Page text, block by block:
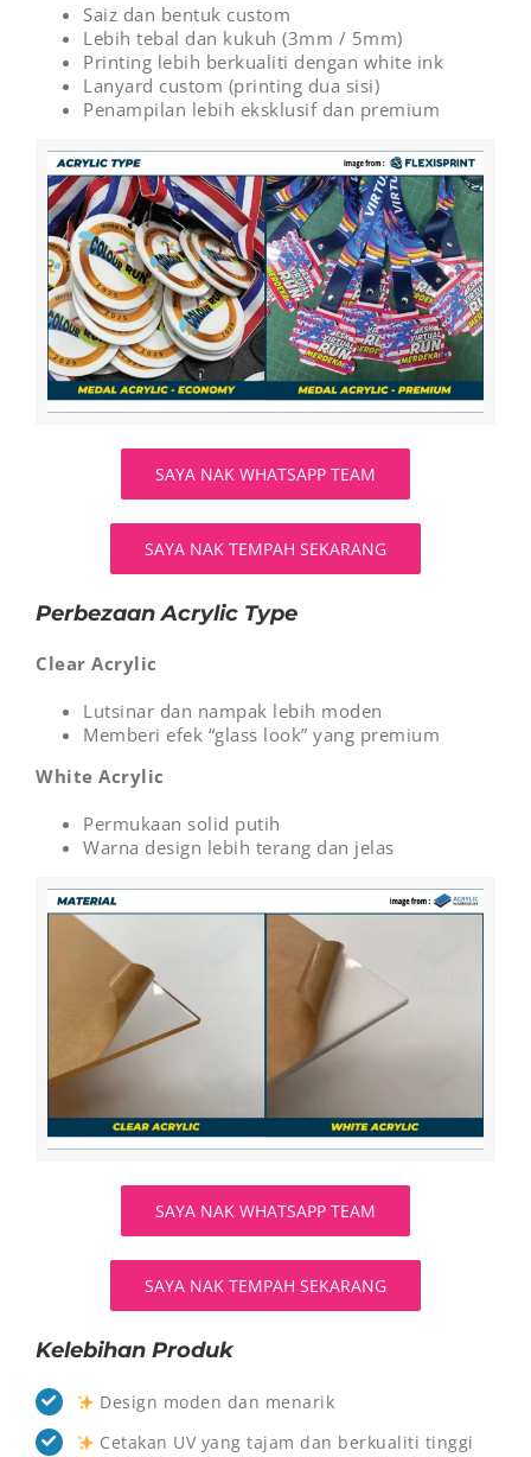
Saiz dan bentuk custom
Lebih tebal dan kukuh (3mm / 5mm)
Printing lebih berkualiti dengan white ink
Lanyard custom (printing dua sisi)
Penampilan lebih eksklusif dan premium
SAYA NAK WHATSAPP TEAM
SAYA NAK TEMPAH SEKARANG
Perbezaan Acrylic Type
Clear Acrylic
Lutsinar dan nampak lebih moden
Memberi efek “glass look” yang premium
White Acrylic
Permukaan solid putih
Warna design lebih terang dan jelas
SAYA NAK WHATSAPP TEAM
SAYA NAK TEMPAH SEKARANG
Kelebihan Produk
Design moden dan menarik
Cetakan UV yang tajam dan berkualiti tinggi